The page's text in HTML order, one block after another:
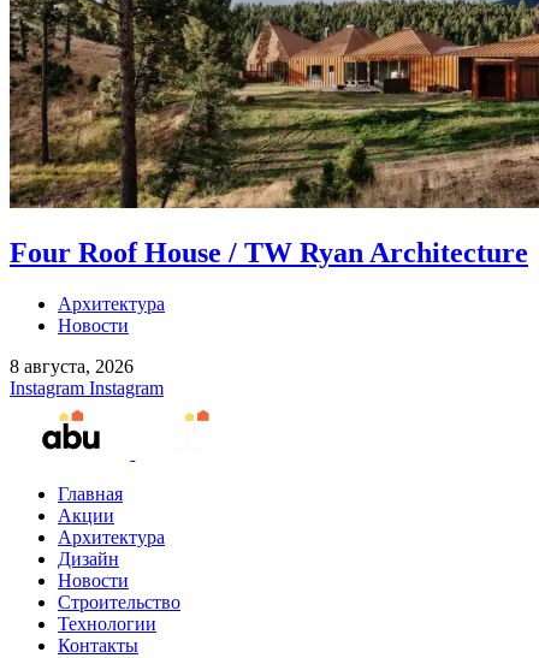
Four Roof House / TW Ryan Architecture
Архитектура
Новости
8 августа, 2026
Instagram Instagram
Главная
Акции
Архитектура
Дизайн
Новости
Строительство
Технологии
Контакты